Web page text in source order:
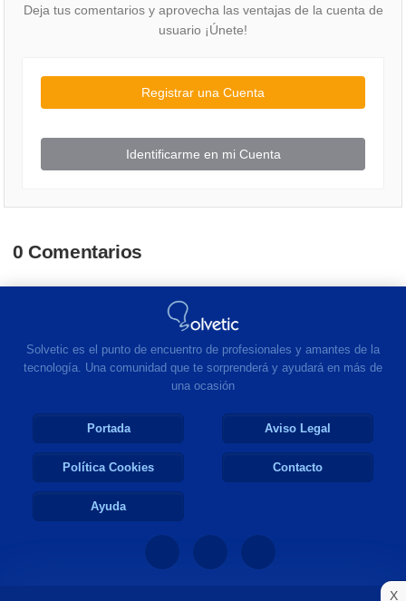
Deja tus comentarios y aprovecha las ventajas de la cuenta de
usuario ¡Únete!
Registrar una Cuenta
Identificarme en mi Cuenta
0 Comentarios
X
Solvetic es el punto de encuentro de profesionales y amantes de la
tecnología. Una comunidad que te sorprenderá y ayudará en más de
una ocasión
Portada Aviso Legal
Política Cookies Contacto
Ayuda